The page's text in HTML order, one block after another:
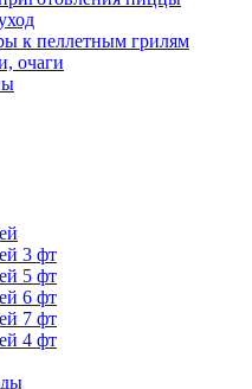
к пеллетным грилям
очаги
3 фт
5 фт
6 фт
7 фт
4 фт